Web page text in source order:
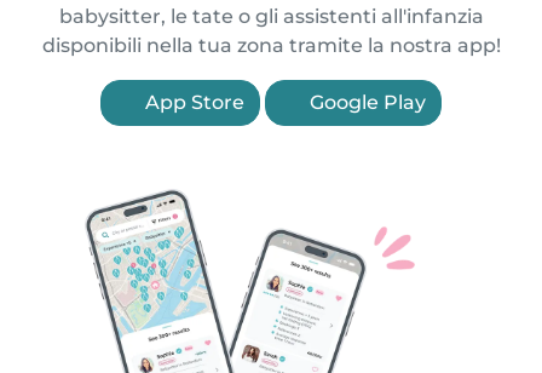
babysitter, le tate o gli assistenti all'infanzia
disponibili nella tua zona tramite la nostra app!
App Store Google Play